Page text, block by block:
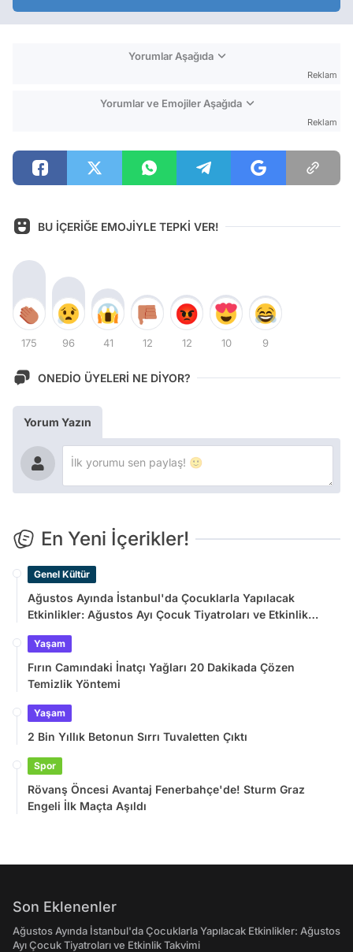
Yorumlar Aşağıda
Reklam
Yorumlar ve Emojiler Aşağıda
Reklam
BU İÇERİĞE EMOJİYLE TEPKİ VER!
175 96 41 12 12 10 9
ONEDİO ÜYELERİ NE DİYOR?
Yorum Yazın
En Yeni İçerikler!
Genel Kültür
Ağustos Ayında İstanbul'da Çocuklarla Yapılacak
Etkinlikler: Ağustos Ayı Çocuk Tiyatroları ve Etkinlik
Yaşam
Fırın Camındaki İnatçı Yağları 20 Dakikada Çözen
Temizlik Yöntemi
Yaşam
2 Bin Yıllık Betonun Sırrı Tuvaletten Çıktı
Spor
Rövanş Öncesi Avantaj Fenerbahçe'de! Sturm Graz
Engeli İlk Maçta Aşıldı
Son Eklenenler
Ağustos Ayında İstanbul'da Çocuklarla Yapılacak Etkinlikler: Ağustos
Ayı Çocuk Tiyatroları ve Etkinlik Takvimi